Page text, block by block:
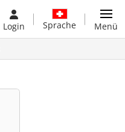
Login Sprache Menü